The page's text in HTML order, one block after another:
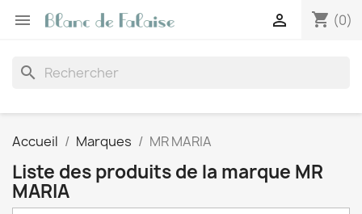
 shopping_cart (0)

search
Accueil Marques MR MARIA
Liste des produits de la marque MR
MARIA